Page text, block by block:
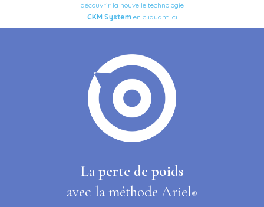
découvrir la nouvelle technologie
CKM System en cliquant ici
La perte de poids
avec la méthode Ariel®